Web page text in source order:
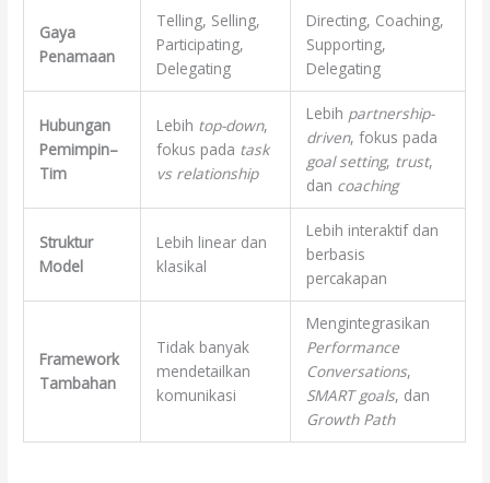
Gaya
Penamaan
Telling, Selling,
Participating,
Delegating
Directing, Coaching,
Supporting,
Delegating
Hubungan
Pemimpin–
Tim
Lebih top-down,
fokus pada task
vs relationship
Lebih partnership-
driven, fokus pada
goal setting, trust,
dan coaching
Struktur
Model
Lebih linear dan
klasikal
Lebih interaktif dan
berbasis
percakapan
Framework
Tambahan
Tidak banyak
mendetailkan
komunikasi
Mengintegrasikan
Performance
Conversations,
SMART goals, dan
Growth Path